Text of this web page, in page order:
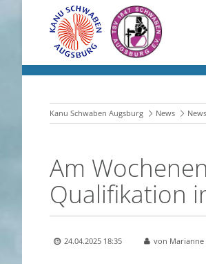
Kanu Schwaben Augsburg News
Am
Qualifikation
24.04.2025 18:35 von Marianne